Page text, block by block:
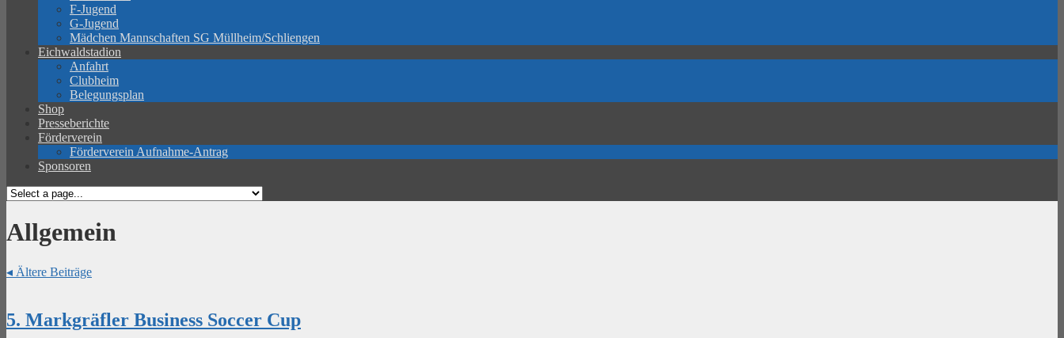
F-Jugend
G-Jugend
Mädchen Mannschaften SG Müllheim/Schliengen
Eichwaldstadion
Anfahrt
Clubheim
Belegungsplan
Shop
Presseberichte
Förderverein
Förderverein Aufnahme-Antrag
Sponsoren
Allgemein
◂ Ältere Beiträge
5. Markgräfler Business Soccer Cup